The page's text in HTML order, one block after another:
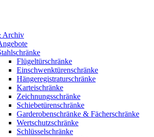
Archiv
Flügeltürschränke
Einschwenktürenschränke
Hängeregistraturschränke
Karteischränke
Zeichnungsschränke
Schiebetürenschränke
Garderobenschränke & Fächerschränke
Wertschutzschränke
Schlüsselschränke